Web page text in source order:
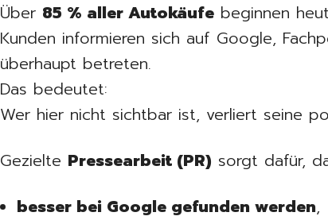
Über 85 % aller Autokäufe beginnen
Kunden informieren sich auf Google,
überhaupt betreten.
Das bedeutet:
Wer hier nicht sichtbar ist, verliert seine
Gezielte Pressearbeit (PR) sorgt dafür,
besser bei Google gefunden werden,